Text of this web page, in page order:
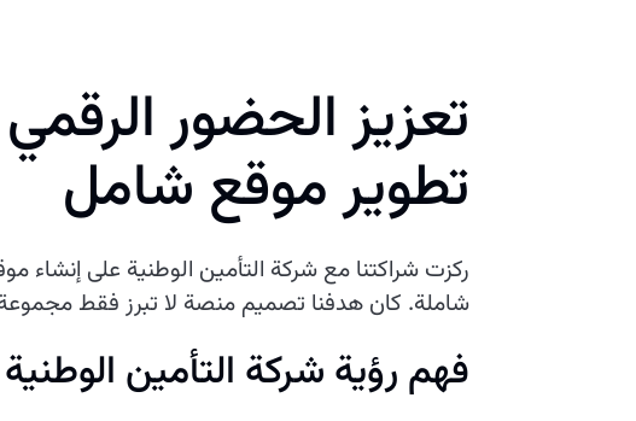
تعزيز الحضور
تطوير موقع شامل
ركزت شراكتنا مع شركة التأمين الوطنية على إنشاء
شاملة. كان هدفنا تصميم منصة لا تبرز فقط مجموعة
فهم رؤية شركة التأمين الوطنية